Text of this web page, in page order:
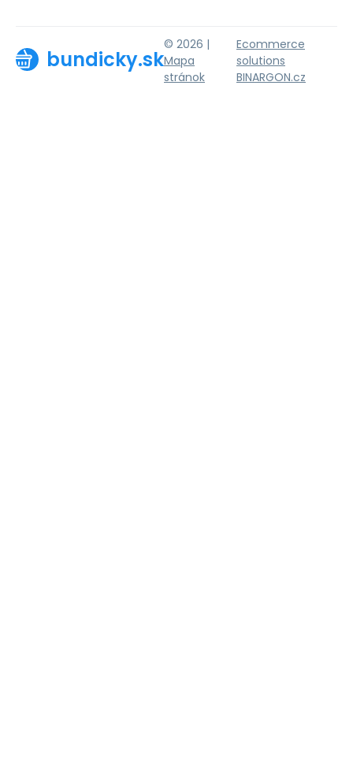
bundicky.sk
© 2026 |
Mapa
stránok
Ecommerce
solutions
BINARGON.cz